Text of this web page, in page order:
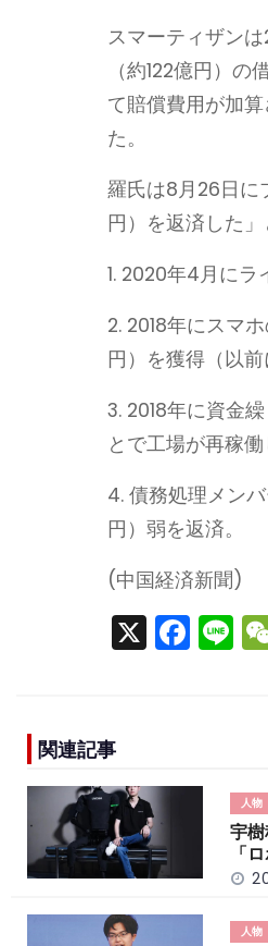
スマーティザン
（約122億円）
て賠償費用が加
た。
羅氏は8月26日に
円）を返済した
1. 2020年4月にラ
2. 2018年にスマ
円）を獲得（以前
3. 2018年に資金
とで工場が再稼
4. 債務処理メン
円）弱を返済。
(中国経済新聞)
X F
a
k
Li
n
関連記事
人物
宇
「
人物